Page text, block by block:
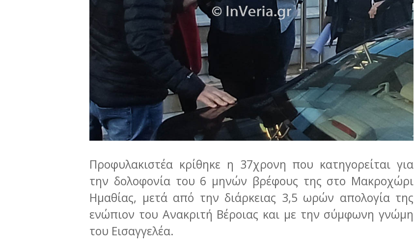
Προφυλακιστέα κρίθηκε η 37χρονη που κατηγορείται για
την δολοφονία του 6 μηνών βρέφους της στο Μακροχώρι
Ημαθίας, μετά από την διάρκειας 3,5 ωρών απολογία της
ενώπιον του Ανακριτή Βέροιας και με την σύμφωνη γνώμη
του Εισαγγελέα.